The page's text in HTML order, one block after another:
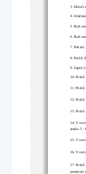
3. Določi
4.
5. Reši
6. Reši
7. Pokaži,
8. Poišči
9. Zapiši
10. Poišči
11. Poišči
12.
13. Poišči
14. V
enako 3 :
15. V
16. V
17.
potencah